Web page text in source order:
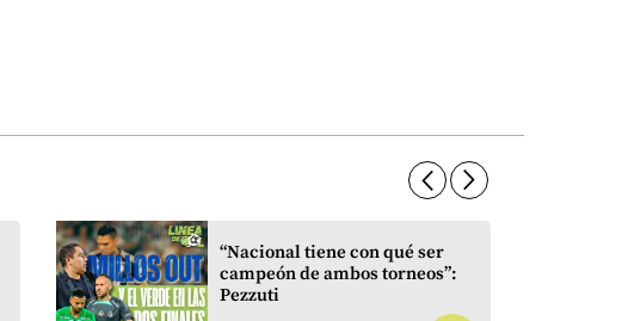
arrow_forward_ios
“Nacional tiene con qué ser
campeón de ambos torneos”:
Pezzuti
arrow_forward_ios